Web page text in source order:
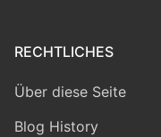
RECHTLICHES
Über diese Seite
Blog History